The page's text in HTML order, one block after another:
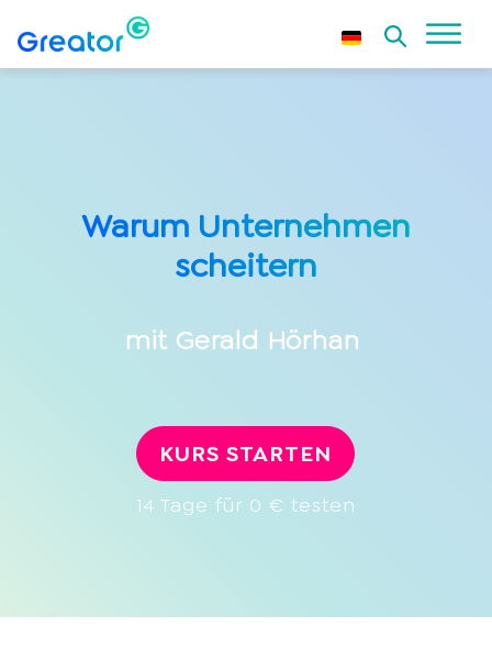
Warum Unternehmen
scheitern
mit Gerald Hörhan
KURS STARTEN
14 Tage für 0 € testen